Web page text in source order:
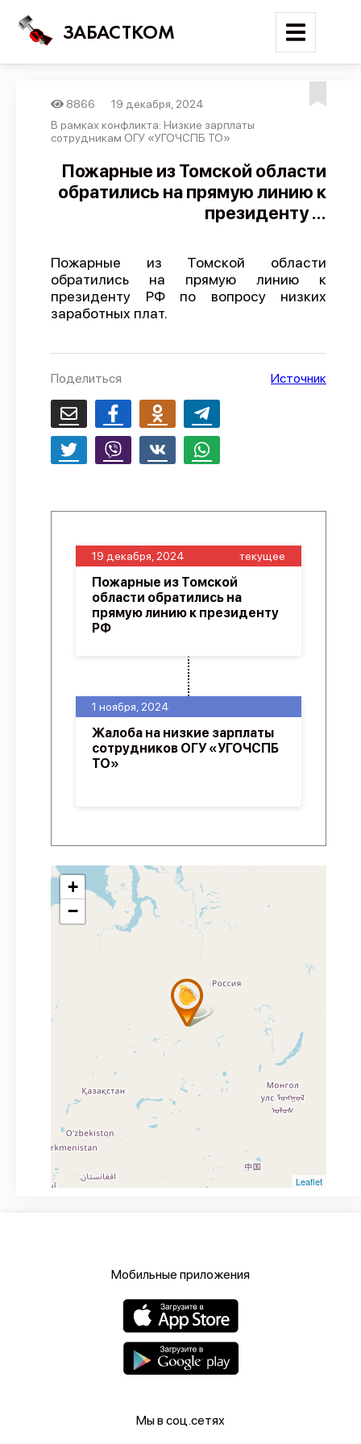
ЗАБАСТКОМ
Войти
Поиск
Новости
Карта событий
Отчеты
Предложить публикацию
API
Политика конфиденциальности
8866
19 декабря, 2024
В рамках конфликта: Низкие зарплаты
сотрудникам ОГУ «УГОЧСПБ ТО»
Пожарные из Томской области
обратились на прямую линию к
президенту ...
Пожарные из Томской области
обратились на прямую линию к
президенту РФ по вопросу низких
заработных плат.
Поделиться Источник
1 ноября, 2024
Жалоба на низкие зарплаты
сотрудников ОГУ «УГОЧСПБ
ТО»
19 декабря, 2024 текущее
Пожарные из Томской
области обратились на
прямую линию к президенту
РФ
+
−
Leaflet
Мобильные приложения
Мы в соц.сетях